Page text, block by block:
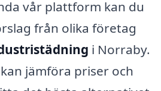
vår plattform kan du
från olika företag
i Norraby.
jämföra priser och